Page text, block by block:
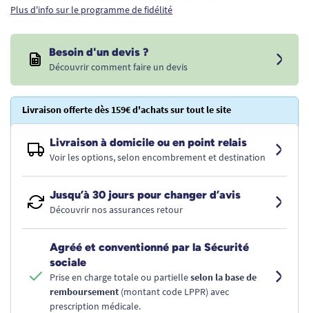
Plus d'info sur le programme de fidélité
Besoin d'un devis ?
Découvrir comment faire un devis
Livraison offerte dès 159€ d'achats sur tout le site
Livraison à domicile ou en point relais
Voir les options, selon encombrement et destination
Jusqu’à 30 jours pour changer d’avis
Découvrir nos assurances retour
Agréé et conventionné par la Sécurité
sociale
Prise en charge totale ou partielleselon la base de
remboursement (montant code LPPR) avec
prescription médicale.